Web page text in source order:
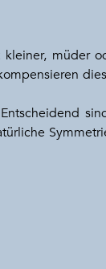
müder